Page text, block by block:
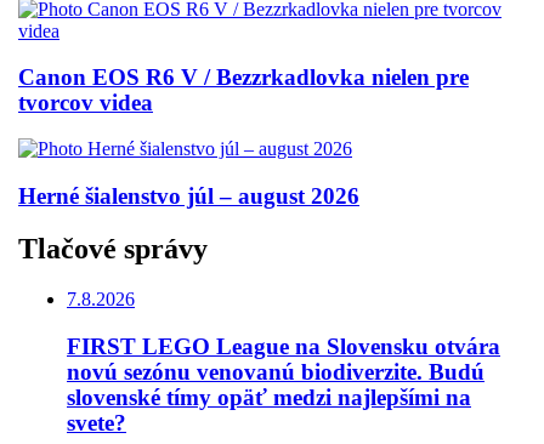
Canon EOS R6 V / Bezzrkadlovka nielen pre
tvorcov videa
Herné šialenstvo júl – august 2026
Tlačové správy
7.8.2026
FIRST LEGO League na Slovensku otvára
novú sezónu venovanú biodiverzite. Budú
slovenské tímy opäť medzi najlepšími na
svete?